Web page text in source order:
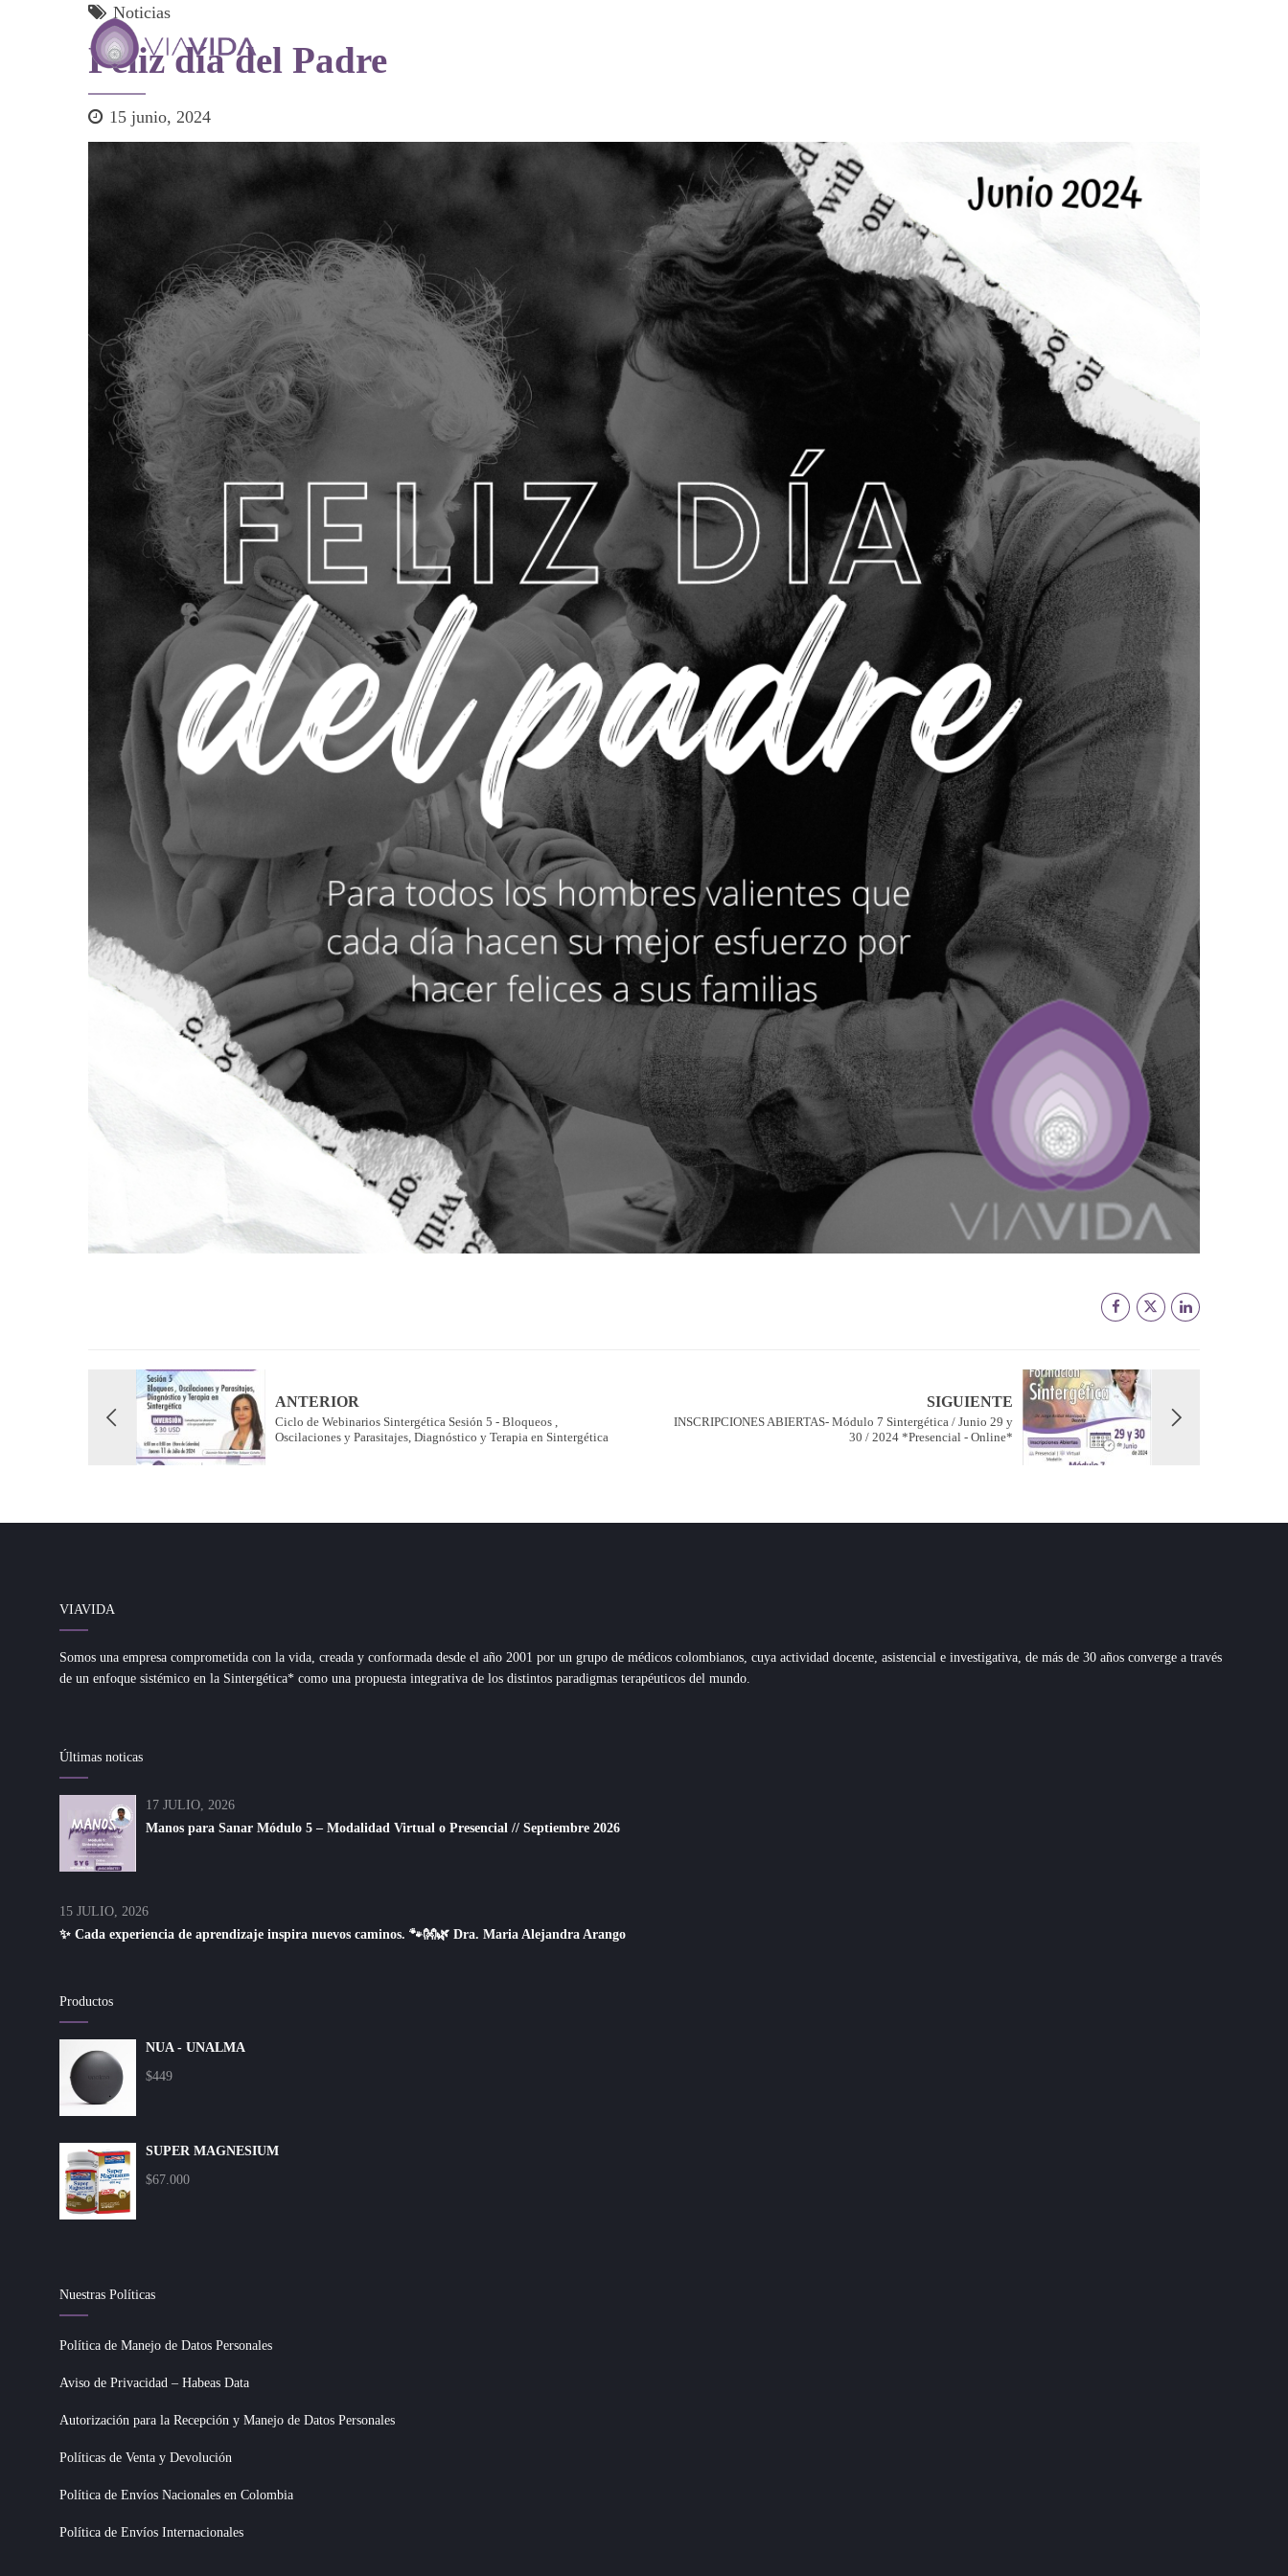
Noticias
Feliz día del Padre
15 junio, 2024
ANTERIOR
Ciclo de Webinarios Sintergética Sesión 5 - Bloqueos ,
Oscilaciones y Parasitajes, Diagnóstico y Terapia en Sintergética
SIGUIENTE
INSCRIPCIONES ABIERTAS- Módulo 7 Sintergética / Junio 29 y
30 / 2024 *Presencial - Online*
VIAVIDA
Somos una empresa comprometida con la vida, creada y conformada desde el año 2001 por un grupo de médicos colombianos, cuya actividad docente, asistencial e investigativa, de más de 30 años converge a través
de un enfoque sistémico en la Sintergética* como una propuesta integrativa de los distintos paradigmas terapéuticos del mundo.
Últimas noticas
17 JULIO, 2026
Manos para Sanar Módulo 5 – Modalidad Virtual o Presencial // Septiembre 2026
15 JULIO, 2026
✨ Cada experiencia de aprendizaje inspira nuevos caminos. 🐾👐🌿 Dra. Maria Alejandra Arango
Productos
NUA - UNALMA
$449
SUPER MAGNESIUM
$67.000
Nuestras Políticas
Política de Manejo de Datos Personales
Aviso de Privacidad – Habeas Data
Autorización para la Recepción y Manejo de Datos Personales
Políticas de Venta y Devolución
Política de Envíos Nacionales en Colombia
Política de Envíos Internacionales